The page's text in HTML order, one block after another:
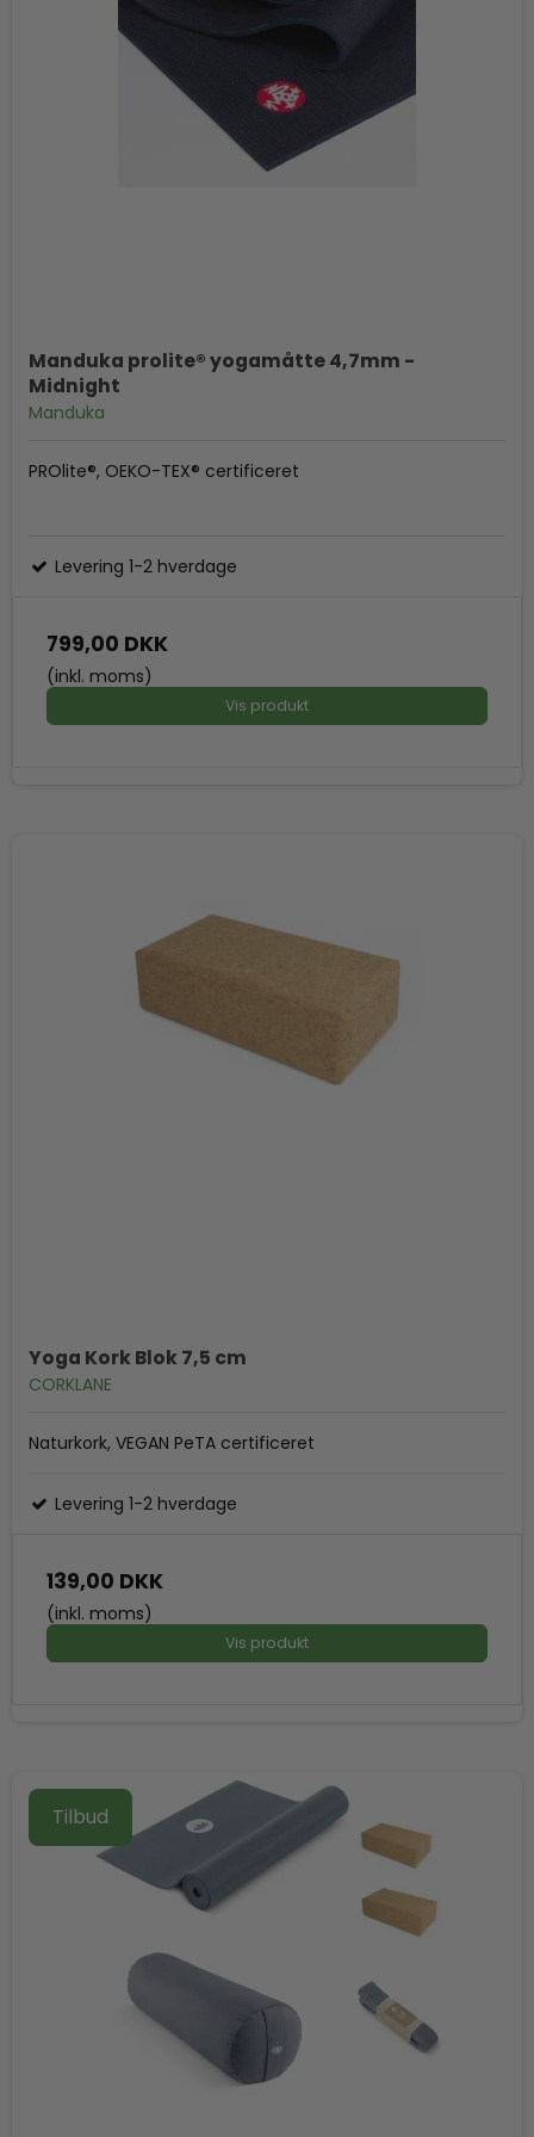
Manduka prolite® yogamåtte 4,7mm -
Midnight
Manduka
PROlite®, OEKO-TEX® certificeret
Levering 1-2 hverdage
799,00 DKK
(inkl. moms)
Vis produkt
Yoga Kork Blok 7,5 cm
CORKLANE
Naturkork, VEGAN PeTA certificeret
Levering 1-2 hverdage
139,00 DKK
(inkl. moms)
Vis produkt
Tilbud